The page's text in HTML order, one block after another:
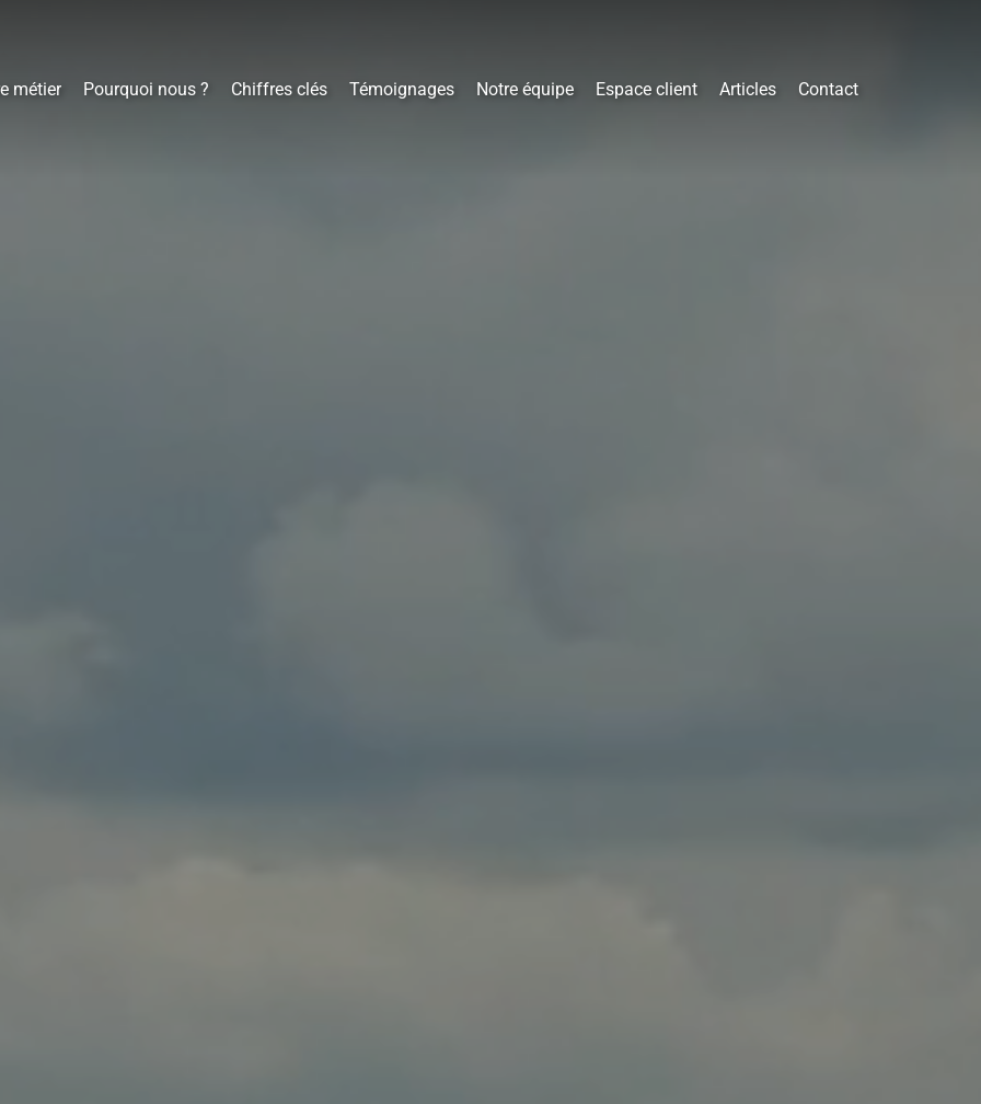
métier Pourquoi nous ? Chiffres clés Témoignages Notre équipe Espace client Articles Contact